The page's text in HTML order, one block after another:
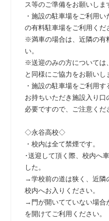
ス等のご準備をお願いしま
・施設の駐車場をご利用
の有料駐車場をご利用くだ
※満車の場合は、近隣の有
い。
※送迎のみの方については
と同様にご協力をお願いし
・施設の駐車場をご利用
お持ちいただき施設入り
必要ですので、ご注意くだ
◇永谷高校◇
・校内は全て禁煙です。
･送迎して頂く際、校内へ
した。
→学校前の道は狭く、近隣
校内へお入りください。
→門が開いてていない場合
を開けてご利用ください。